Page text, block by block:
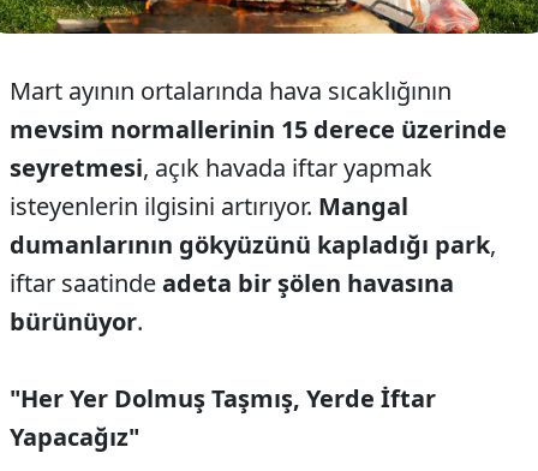
Mart ayının ortalarında hava sıcaklığının
mevsim normallerinin 15 derece üzerinde
seyretmesi, açık havada iftar yapmak
isteyenlerin ilgisini artırıyor. Mangal
dumanlarının gökyüzünü kapladığı park,
iftar saatindeadeta bir şölen havasına
bürünüyor.
"Her Yer Dolmuş Taşmış, Yerde İftar
Yapacağız"